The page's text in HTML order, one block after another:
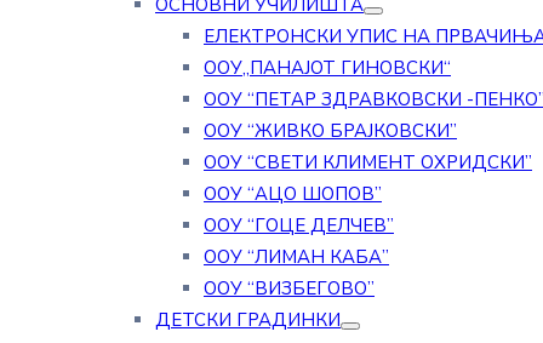
ОСНОВНИ УЧИЛИШТА
ЕЛЕКТРОНСКИ УПИС НА
ООУ„ПАНАЈОТ ГИНОВСКИ“
ООУ “ПЕТАР ЗДРАВКОВСКИ -ПЕНКО”
ООУ “ЖИВКО БРАЈКОВСКИ”
ООУ “СВЕТИ КЛИМЕНТ ОХРИДСКИ”
ООУ “АЦО ШОПОВ”
ООУ “ГОЦЕ ДЕЛЧЕВ”
ООУ “ЛИМАН КАБА”
ООУ “ВИЗБЕГОВО”
ДЕТСКИ ГРАДИНКИ